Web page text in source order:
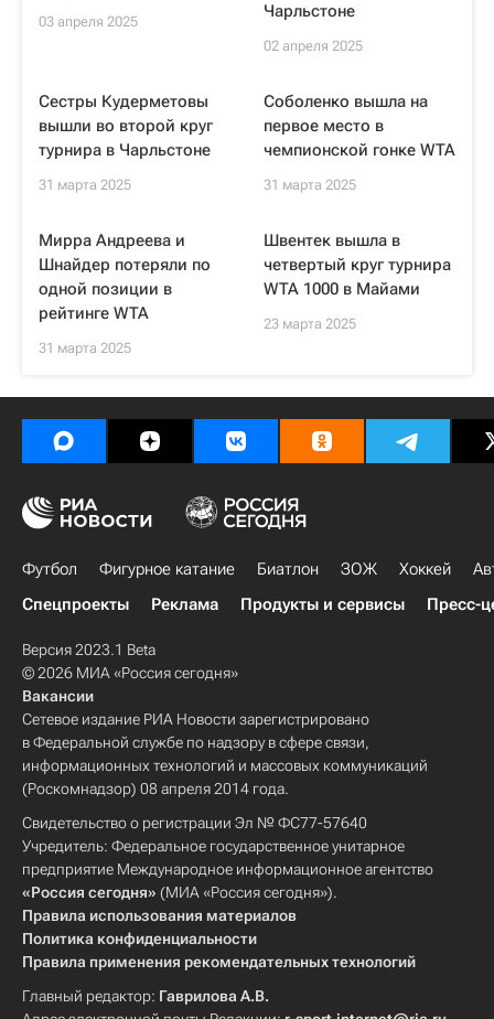
03 апреля 2025
Чарльстоне
02 апреля 2025
Сестры Кудерметовы
вышли во второй круг
турнира в Чарльстоне
31 марта 2025
Соболенко вышла на
первое место в
чемпионской гонке WTA
31 марта 2025
Мирра Андреева и
Шнайдер потеряли по
одной позиции в
рейтинге WTA
31 марта 2025
Швентек вышла в
четвертый круг турнира
WTA 1000 в Майами
23 марта 2025
Футбол Фигурное катание Биатлон ЗОЖ Хоккей
Спецпроекты
Реклама Продукты и сервисы Пресс-
Версия 2023.1 Beta
© 2026 МИА «Россия сегодня»
Вакансии
Сетевое издание РИА Новости зарегистрировано
в Федеральной службе по надзору в сфере связи,
информационных технологий и массовых коммуникаций
(Роскомнадзор) 08 апреля 2014 года.
Свидетельство о регистрации Эл № ФС77-57640
Учредитель: Федеральное государственное унитарное
предприятие Международное информационное агентство
«Россия сегодня» (МИА «Россия сегодня»).
Правила использования материалов
Политика конфиденциальности
Правила применения рекомендательных технологий
Главный редактор: Гаврилова А.В.